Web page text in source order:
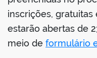
inscrições,
estarão abertas de
meio de formulário